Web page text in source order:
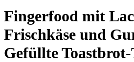
Fingerfood mit
Frischkäse und
Gefüllte Toastbrot-